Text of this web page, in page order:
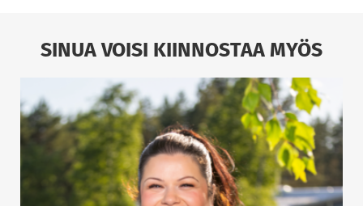
SINUA VOISI KIINNOSTAA MYÖS